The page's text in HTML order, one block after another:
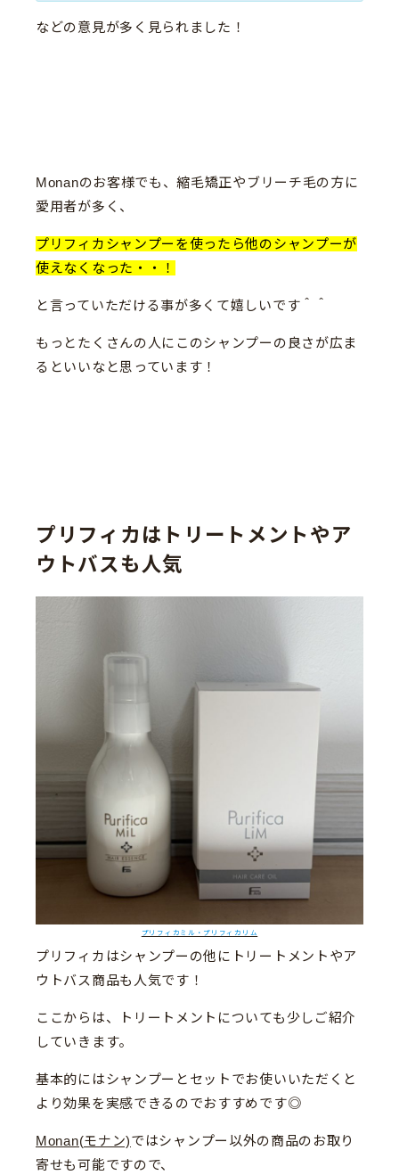
などの意見が多く見られました！
Monanのお客様でも、縮毛矯正やブリーチ毛の方に
愛用者が多く、
プリフィカシャンプーを使ったら他のシャンプーが
使えなくなった・・！
と言っていただける事が多くて嬉しいです＾＾
もっとたくさんの人にこのシャンプーの良さが広ま
るといいなと思っています！
プリフィカはトリートメントやア
ウトバスも人気
プリフィカミル・プリフィカリム
プリフィカはシャンプーの他にトリートメントやア
ウトバス商品も人気です！
ここからは、トリートメントについても少しご紹介
していきます。
基本的にはシャンプーとセットでお使いいただくと
より効果を実感できるのでおすすめです◎
Monan(モナン)ではシャンプー以外の商品のお取り
寄せも可能ですので、